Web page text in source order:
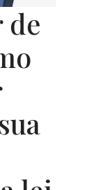
de